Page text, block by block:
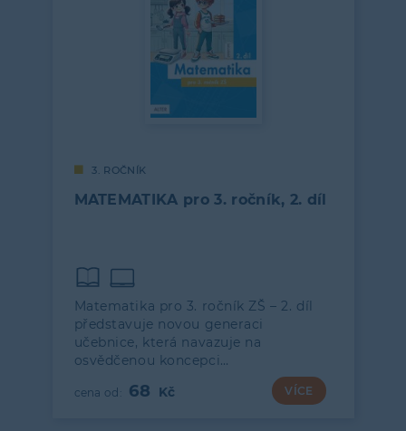
3. ROČNÍK
MATEMATIKA pro 3. ročník, 2. díl
Matematika pro 3. ročník ZŠ – 2. díl
představuje novou generaci
učebnice, která navazuje na
osvědčenou koncepci…
68 VÍCE